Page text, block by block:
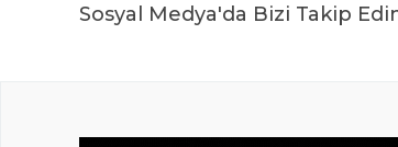
Sosyal Medya'da Bizi Takip